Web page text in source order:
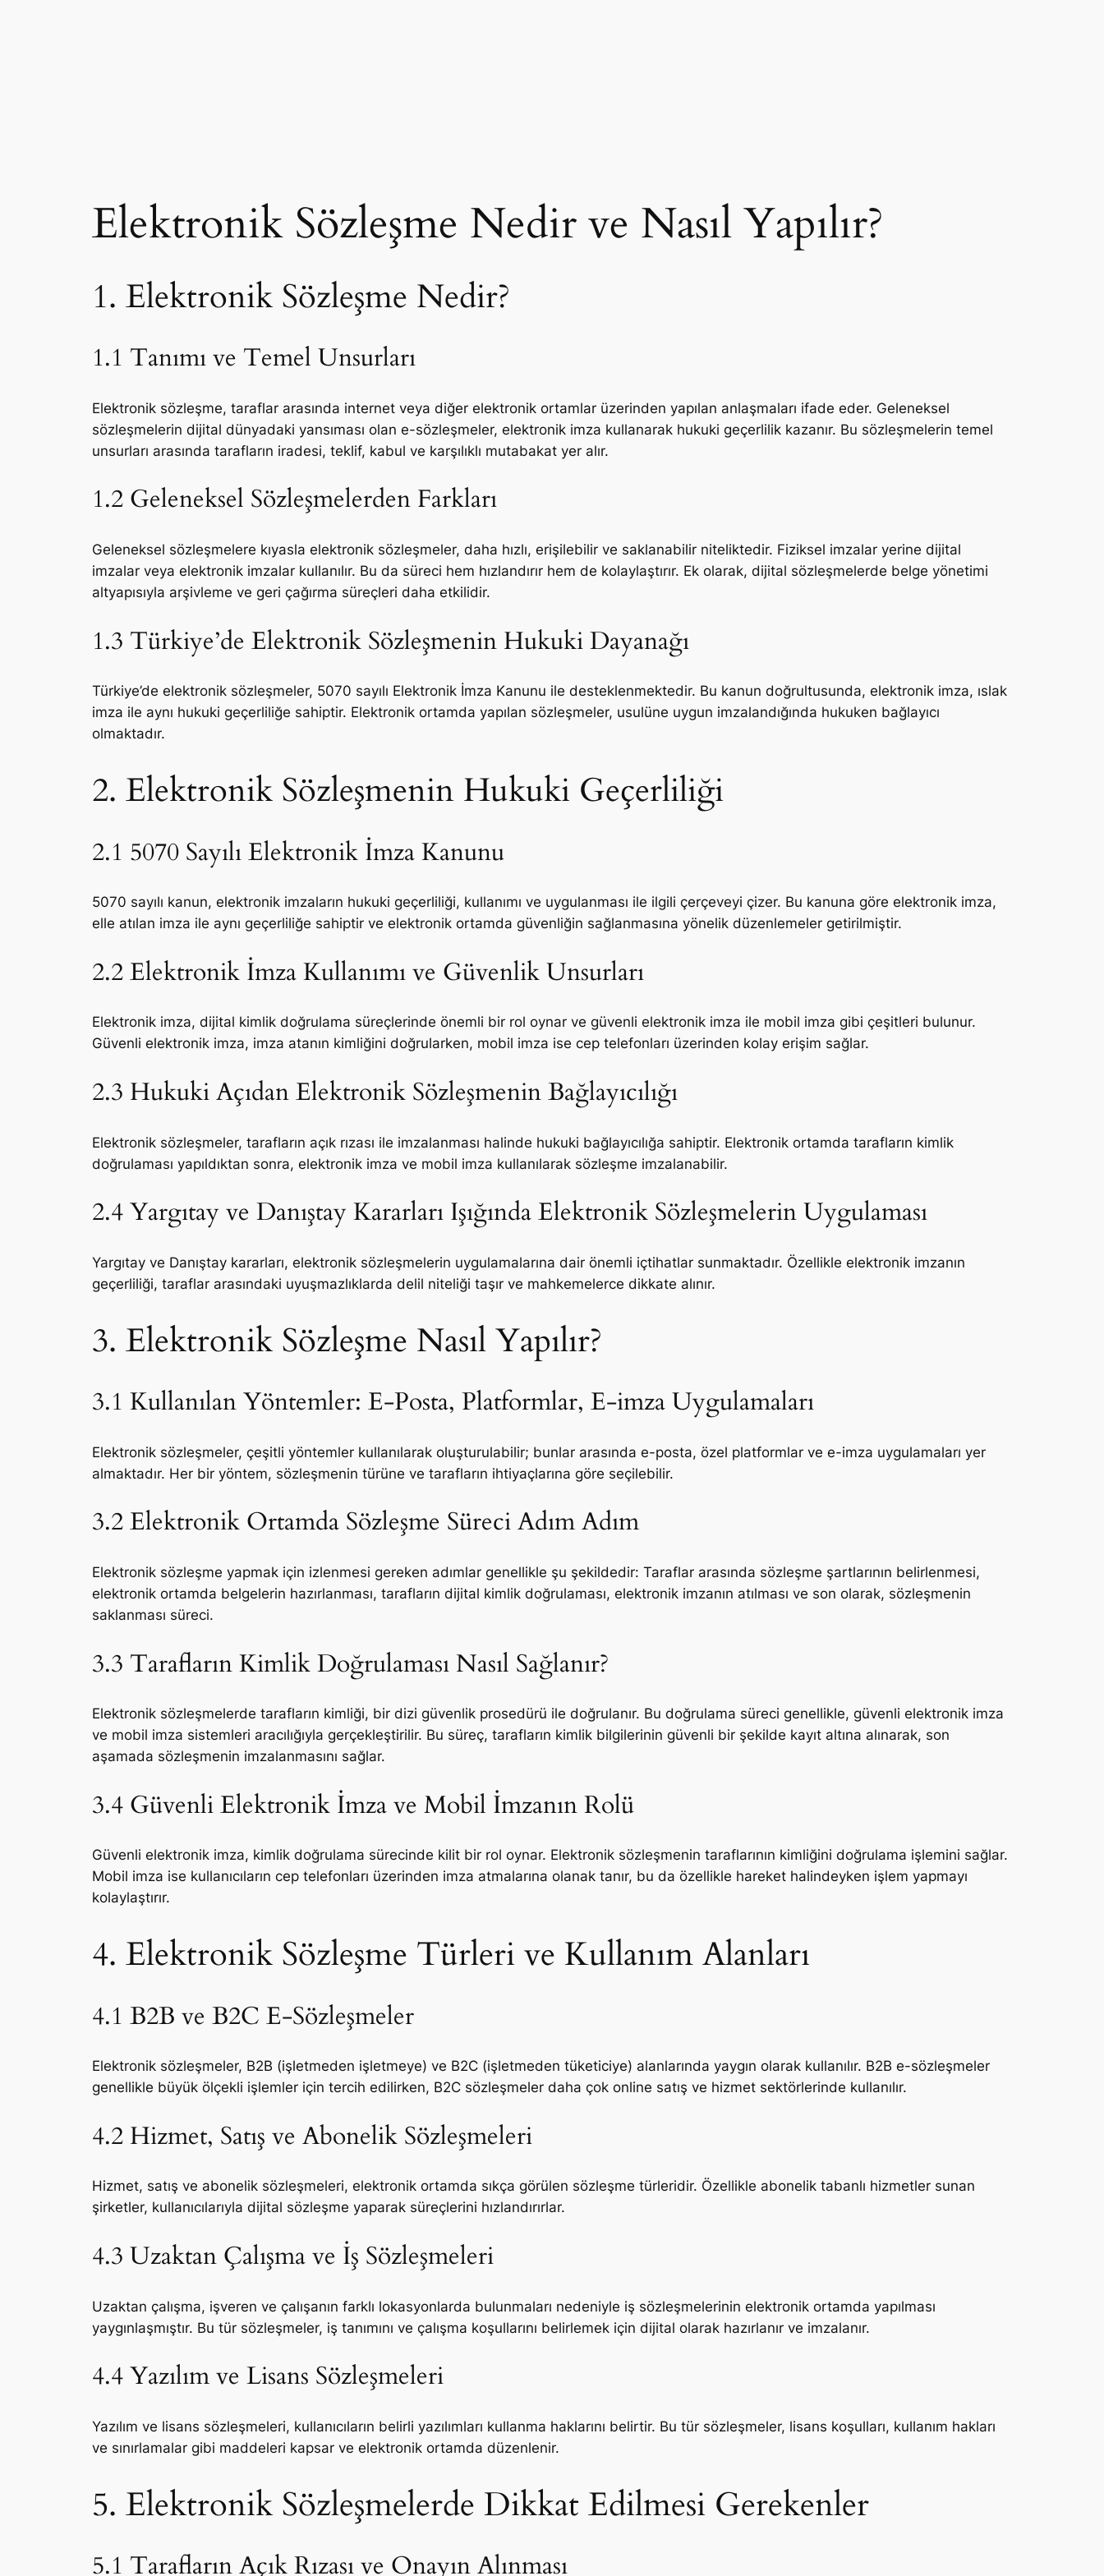
Elektronik Sözleşme Nedir ve Nasıl Yapılır?
1. Elektronik Sözleşme Nedir?
1.1 Tanımı ve Temel Unsurları
Elektronik sözleşme, taraflar arasında internet veya diğer elektronik ortamlar üzerinden yapılan anlaşmaları ifade eder. Geleneksel
sözleşmelerin dijital dünyadaki yansıması olan e-sözleşmeler, elektronik imza kullanarak hukuki geçerlilik kazanır. Bu sözleşmelerin temel
unsurları arasında tarafların iradesi, teklif, kabul ve karşılıklı mutabakat yer alır.
1.2 Geleneksel Sözleşmelerden Farkları
Geleneksel sözleşmelere kıyasla elektronik sözleşmeler, daha hızlı, erişilebilir ve saklanabilir niteliktedir. Fiziksel imzalar yerine dijital
imzalar veya elektronik imzalar kullanılır. Bu da süreci hem hızlandırır hem de kolaylaştırır. Ek olarak, dijital sözleşmelerde belge yönetimi
altyapısıyla arşivleme ve geri çağırma süreçleri daha etkilidir.
1.3 Türkiye’de Elektronik Sözleşmenin Hukuki Dayanağı
Türkiye’de elektronik sözleşmeler, 5070 sayılı Elektronik İmza Kanunu ile desteklenmektedir. Bu kanun doğrultusunda, elektronik imza, ıslak
imza ile aynı hukuki geçerliliğe sahiptir. Elektronik ortamda yapılan sözleşmeler, usulüne uygun imzalandığında hukuken bağlayıcı
olmaktadır.
2. Elektronik Sözleşmenin Hukuki Geçerliliği
2.1 5070 Sayılı Elektronik İmza Kanunu
5070 sayılı kanun, elektronik imzaların hukuki geçerliliği, kullanımı ve uygulanması ile ilgili çerçeveyi çizer. Bu kanuna göre elektronik imza,
elle atılan imza ile aynı geçerliliğe sahiptir ve elektronik ortamda güvenliğin sağlanmasına yönelik düzenlemeler getirilmiştir.
2.2 Elektronik İmza Kullanımı ve Güvenlik Unsurları
Elektronik imza, dijital kimlik doğrulama süreçlerinde önemli bir rol oynar ve güvenli elektronik imza ile mobil imza gibi çeşitleri bulunur.
Güvenli elektronik imza, imza atanın kimliğini doğrularken, mobil imza ise cep telefonları üzerinden kolay erişim sağlar.
2.3 Hukuki Açıdan Elektronik Sözleşmenin Bağlayıcılığı
Elektronik sözleşmeler, tarafların açık rızası ile imzalanması halinde hukuki bağlayıcılığa sahiptir. Elektronik ortamda tarafların kimlik
doğrulaması yapıldıktan sonra, elektronik imza ve mobil imza kullanılarak sözleşme imzalanabilir.
2.4 Yargıtay ve Danıştay Kararları Işığında Elektronik Sözleşmelerin Uygulaması
Yargıtay ve Danıştay kararları, elektronik sözleşmelerin uygulamalarına dair önemli içtihatlar sunmaktadır. Özellikle elektronik imzanın
geçerliliği, taraflar arasındaki uyuşmazlıklarda delil niteliği taşır ve mahkemelerce dikkate alınır.
3. Elektronik Sözleşme Nasıl Yapılır?
3.1 Kullanılan Yöntemler: E-Posta, Platformlar, E-imza Uygulamaları
Elektronik sözleşmeler, çeşitli yöntemler kullanılarak oluşturulabilir; bunlar arasında e-posta, özel platformlar ve e-imza uygulamaları yer
almaktadır. Her bir yöntem, sözleşmenin türüne ve tarafların ihtiyaçlarına göre seçilebilir.
3.2 Elektronik Ortamda Sözleşme Süreci Adım Adım
Elektronik sözleşme yapmak için izlenmesi gereken adımlar genellikle şu şekildedir: Taraflar arasında sözleşme şartlarının belirlenmesi,
elektronik ortamda belgelerin hazırlanması, tarafların dijital kimlik doğrulaması, elektronik imzanın atılması ve son olarak, sözleşmenin
saklanması süreci.
3.3 Tarafların Kimlik Doğrulaması Nasıl Sağlanır?
Elektronik sözleşmelerde tarafların kimliği, bir dizi güvenlik prosedürü ile doğrulanır. Bu doğrulama süreci genellikle, güvenli elektronik imza
ve mobil imza sistemleri aracılığıyla gerçekleştirilir. Bu süreç, tarafların kimlik bilgilerinin güvenli bir şekilde kayıt altına alınarak, son
aşamada sözleşmenin imzalanmasını sağlar.
3.4 Güvenli Elektronik İmza ve Mobil İmzanın Rolü
Güvenli elektronik imza, kimlik doğrulama sürecinde kilit bir rol oynar. Elektronik sözleşmenin taraflarının kimliğini doğrulama işlemini sağlar.
Mobil imza ise kullanıcıların cep telefonları üzerinden imza atmalarına olanak tanır, bu da özellikle hareket halindeyken işlem yapmayı
kolaylaştırır.
4. Elektronik Sözleşme Türleri ve Kullanım Alanları
4.1 B2B ve B2C E-Sözleşmeler
Elektronik sözleşmeler, B2B (işletmeden işletmeye) ve B2C (işletmeden tüketiciye) alanlarında yaygın olarak kullanılır. B2B e-sözleşmeler
genellikle büyük ölçekli işlemler için tercih edilirken, B2C sözleşmeler daha çok online satış ve hizmet sektörlerinde kullanılır.
4.2 Hizmet, Satış ve Abonelik Sözleşmeleri
Hizmet, satış ve abonelik sözleşmeleri, elektronik ortamda sıkça görülen sözleşme türleridir. Özellikle abonelik tabanlı hizmetler sunan
şirketler, kullanıcılarıyla dijital sözleşme yaparak süreçlerini hızlandırırlar.
4.3 Uzaktan Çalışma ve İş Sözleşmeleri
Uzaktan çalışma, işveren ve çalışanın farklı lokasyonlarda bulunmaları nedeniyle iş sözleşmelerinin elektronik ortamda yapılması
yaygınlaşmıştır. Bu tür sözleşmeler, iş tanımını ve çalışma koşullarını belirlemek için dijital olarak hazırlanır ve imzalanır.
4.4 Yazılım ve Lisans Sözleşmeleri
Yazılım ve lisans sözleşmeleri, kullanıcıların belirli yazılımları kullanma haklarını belirtir. Bu tür sözleşmeler, lisans koşulları, kullanım hakları
ve sınırlamalar gibi maddeleri kapsar ve elektronik ortamda düzenlenir.
5. Elektronik Sözleşmelerde Dikkat Edilmesi Gerekenler
5.1 Tarafların Açık Rızası ve Onayın Alınması